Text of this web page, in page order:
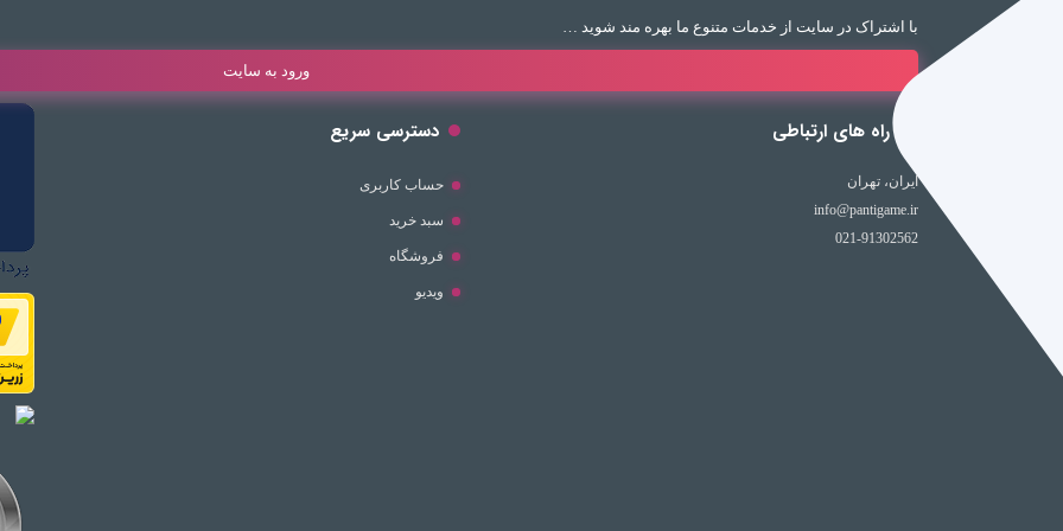
با اشتراک در سایت از خدمات متنوع ما بهره مند شوید …
ورود به سایت
راه های ارتباطی
ایران، تهران
info@pantigame.ir
021-91302562
دسترسی سریع
حساب کاربری
سبد خرید
فروشگاه
ویدیو